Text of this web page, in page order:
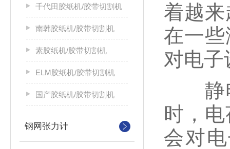
千代田胶纸机/胶带切割机
南韩胶纸机/胶带切割机
素胶纸机/胶带切割机
ELM胶纸机/胶带切割机
国产胶纸机/胶带切割机
钢网张力计
着越
在一
对电
静电
时，
会对